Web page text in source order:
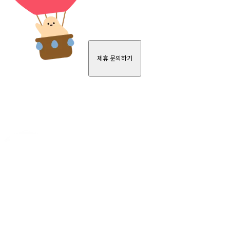
제휴 문의하기